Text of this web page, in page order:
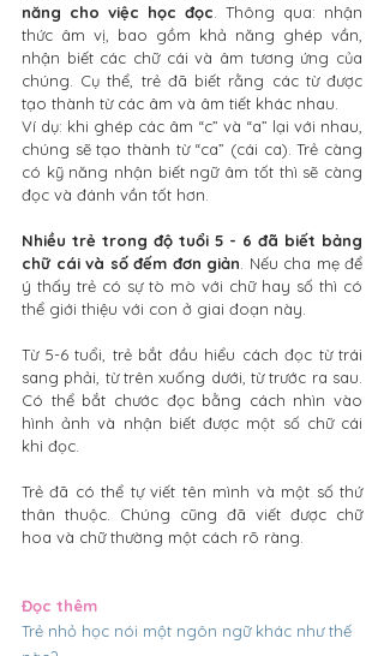
năng cho việc học đọc . Thông qua: nhận
thức âm vị, bao gồm khả năng ghép vần,
nhận biết các chữ cái và âm tương ứng của
chúng. Cụ thể, trẻ đã biết rằng các từ được
tạo thành từ các âm và âm tiết khác nhau.
Ví dụ: khi ghép các âm “c” và “a” lại với nhau,
chúng sẽ tạo thành từ “ca” (cái ca). Trẻ càng
có kỹ năng nhận biết ngữ âm tốt thì sẽ càng
đọc và đánh vần tốt hơn.
Nhiều trẻ trong độ tuổi 5 - 6 đã biết bảng
chữ cái và số đếm đơn giản . Nếu cha mẹ để
ý thấy trẻ có sự tò mò với chữ hay số thì có
thể giới thiệu với con ở giai đoạn này.
Từ 5-6 tuổi, trẻ bắt đầu hiểu cách đọc từ trái
sang phải, từ trên xuống dưới, từ trước ra sau.
Có thể bắt chước đọc bằng cách nhìn vào
hình ảnh và nhận biết được một số chữ cái
khi đọc.
Trẻ đã có thể tự viết tên mình và một số thứ
thân thuộc. Chúng cũng đã viết được chữ
hoa và chữ thường một cách rõ ràng.
Đọc thêm
Trẻ nhỏ học nói một ngôn ngữ khác như thế